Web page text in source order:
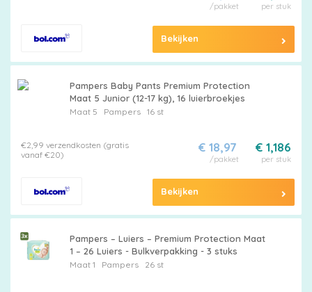
per stuk
/pakket
Bekijken
Pampers Baby Pants Premium Protection
Maat 5 Junior (12-17 kg), 16 luierbroekjes
Maat 5 Pampers16 st
€2,99 verzendkosten (gratis
vanaf €20)
€ 1,186
per stuk
€ 18,97
/pakket
Bekijken
Pampers – Luiers – Premium Protection Maat
1 – 26 Luiers - Bulkverpakking - 3 stuks
Maat 1 Pampers26 st